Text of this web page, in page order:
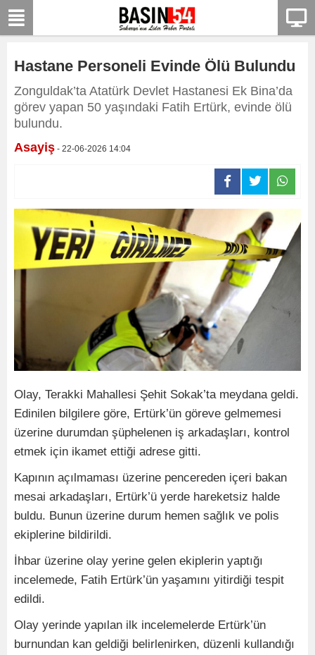
Hastane Personeli Evinde Ölü Bulundu
Zonguldak’ta Atatürk Devlet Hastanesi Ek Bina’da
görev yapan 50 yaşındaki Fatih Ertürk, evinde ölü
bulundu.
Asayiş - 22-06-2026 14:04
Olay, Terakki Mahallesi Şehit Sokak’ta meydana geldi.
Edinilen bilgilere göre, Ertürk’ün göreve gelmemesi
üzerine durumdan şüphelenen iş arkadaşları, kontrol
etmek için ikamet ettiği adrese gitti.
Kapının açılmaması üzerine pencereden içeri bakan
mesai arkadaşları, Ertürk’ü yerde hareketsiz halde
buldu. Bunun üzerine durum hemen sağlık ve polis
ekiplerine bildirildi.
İhbar üzerine olay yerine gelen ekiplerin yaptığı
incelemede, Fatih Ertürk’ün yaşamını yitirdiği tespit
edildi.
Olay yerinde yapılan ilk incelemelerde Ertürk’ün
burnundan kan geldiği belirlenirken, düzenli kullandığı